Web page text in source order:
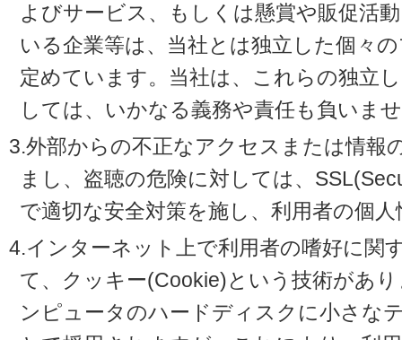
よびサービス、もしくは懸賞や販促活
いる企業等は、当社とは独立した個々
定めています。当社は、これらの独立
しては、いかなる義務や責任も負いま
3.外部からの不正なアクセスまたは情報
まし、盗聴の危険に対しては、
で適切な安全対策を施し、利用者の個
4.インターネット上で利用者の嗜好に関
て、クッキー(Cookie)という技術があ
ンピュータのハードディスクに小さな